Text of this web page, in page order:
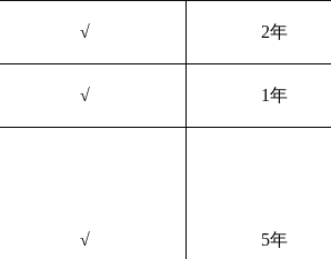
√ 2年
√ 1年
√ 5年